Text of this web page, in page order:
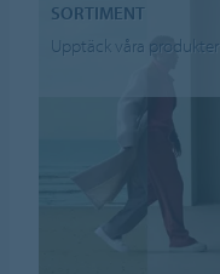
SORTIMENT
Upptäck våra produkter